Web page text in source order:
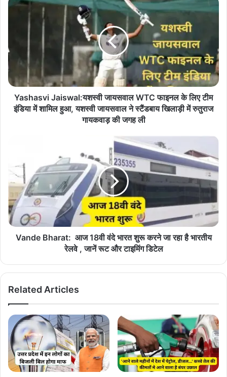
EPFO withdrawal ATM: PF धारकों के लिए
खुशखबरी, अब PF धारक ATM और UPI से निकाल सकेंगे
PF का पैसा, जल्द शुरू होने वाली है ये नई सुविधा
Yashasvi Jaiswal:यशस्वी जायसवाल WTC फाइनल के लिए टीम
इंडिया में शामिल हुआ, यशस्वी जायसवाल ने स्टैंडबाय खिलाड़ी में रुतुराज
गायकवाड़ की जगह ली
Vande Bharat: आज 18वी वंदे भारत शुरू करने जा रहा है भारतीय
रेलवे , जानें रूट और टाइमिंग डिटेल
Related Articles